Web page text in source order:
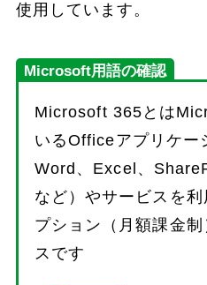
使用しています。
Microsoft用語の確認
Microsoft 365とは
いるOfficeアプリケー
Word、Excel、
など）やサービスを
プション（月額課金
スです